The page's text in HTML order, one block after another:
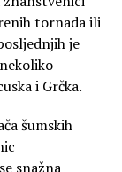
vrtlog
tornada ili
je
i Grčka.
šumskih
snažna